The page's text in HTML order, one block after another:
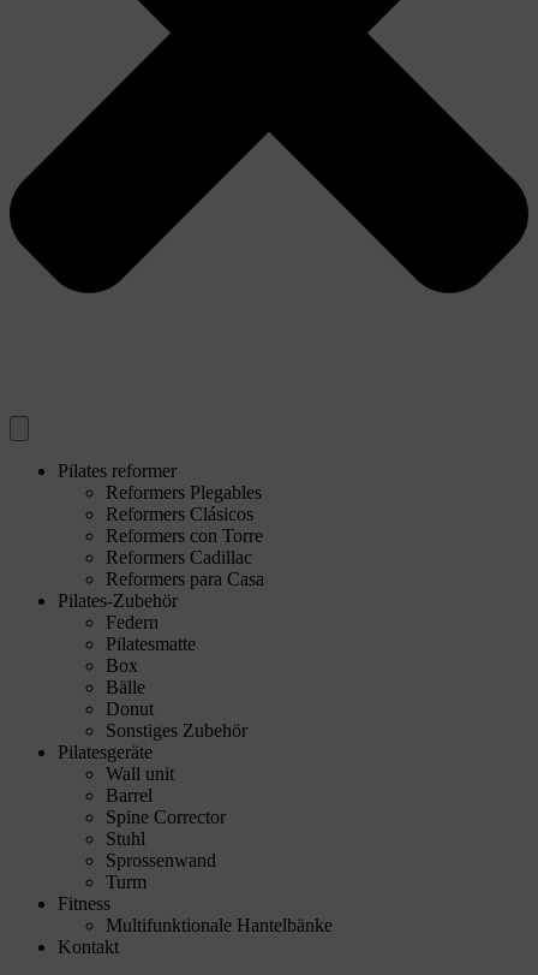
Pilates reformer
Reformers Plegables
Reformers Clásicos
Reformers con Torre
Reformers Cadillac
Reformers para Casa
Pilates-Zubehör
Federn
Pilatesmatte
Box
Bälle
Donut
Sonstiges Zubehör
Pilatesgeräte
Wall unit
Barrel
Spine Corrector
Stuhl
Sprossenwand
Turm
Fitness
Multifunktionale Hantelbänke
Kontakt